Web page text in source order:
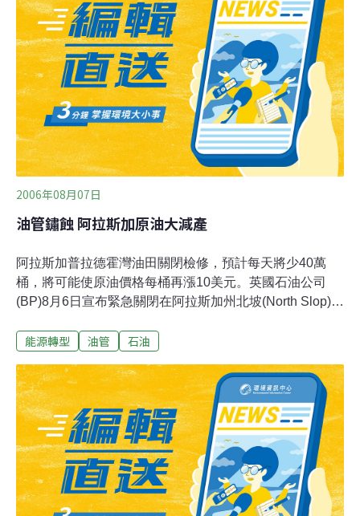
2006年08月07日
油管鏽蝕 阿拉斯加原油大減產
阿拉斯加普拉德霍灣油田關閉檢修，預計每天將少40萬
桶，將可能使原油價格每桶再漲10美元。英國石油公司
(BP)8月6日宣布緊急關閉在阿拉斯加州北坡(North Slop)
月4日該公司以超音波設備檢查一段輸油管時發現可能鏽
42加侖的原油。這條油管今年3月便曾漏油20萬加侖。目
前大約只檢驗了約40%的輸油管線，而該公司在普拉德霍
油田的油管長度有35公里，檢驗修理完畢後，還要通過管
理單位驗收，才能恢復作業。該公司表示目前不清楚普拉
德霍灣油管要關閉多久，但這次的關閉檢修，預計將會使
阿拉斯加北坡油田的原油產量一天減少40萬桶，恐怕會對
居高不下的國際油價，產生火上澆油的效應。根據聯邦能
能源轉型 油管 石油